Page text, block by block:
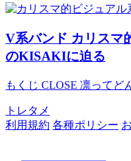
V系バンド カリスマ
のKISAKIに迫る
もくじ CLOSE 凛ってど
トレタメ
利用規約 各種ポリシー